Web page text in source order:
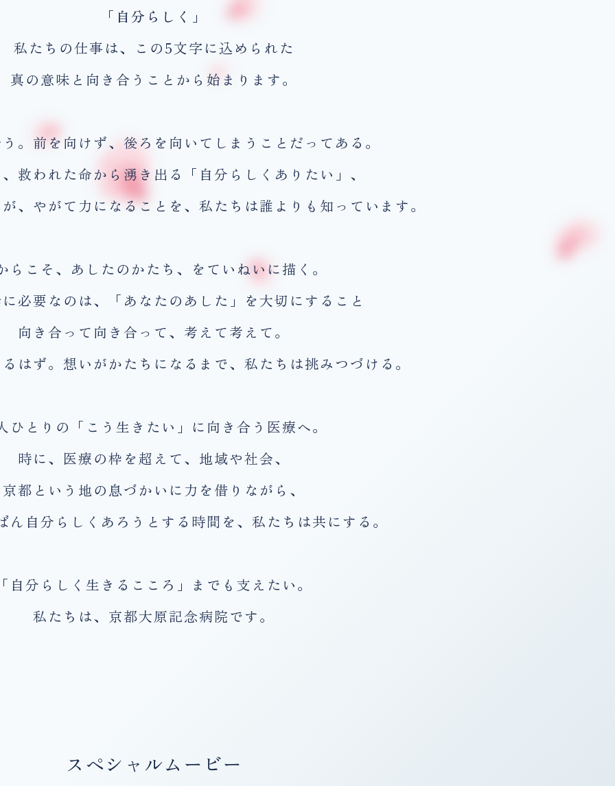
「自分らしく」
私たちの仕事は、この5文字に込められた
真の意味と向き合うことから 始まります。
。前を向けず、 後ろを向いてしまうことだってある。
救われた命から湧き出る
「自分らしくありたい」、
、 やがて力になることを、 私たちは誰よりも知っています。
らこそ、あしたのかたち、
をていねいに描く。
必要なのは、
「あなたのあした」を大切にすること
向き合って向き合って、考えて考えて。
はず。 想いがかたちになるまで、 私たちは挑みつづける。
ひとりの「こう生きたい」に 向き合う医療へ。
時に、医療の枠を超えて、 地域や社会、
京都という地の息づかいに 力を借りながら、
ん自分らしく あろうとする時間を、私たちは共にする。
自分らしく生きるこころ」までも支えたい。
私たちは、京都大原記念病院です。
スペシャルムービー